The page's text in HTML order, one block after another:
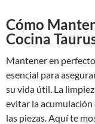
Cómo
Cocina
Mantener en
esencial para
su vida útil. La
evitar la
las piezas. Aquí te